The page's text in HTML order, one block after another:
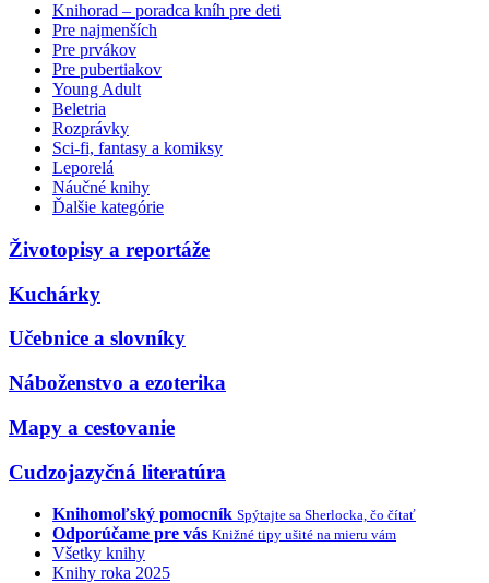
Knihorad – poradca kníh pre deti
Pre najmenších
Pre prvákov
Pre pubertiakov
Young Adult
Beletria
Rozprávky
Sci-fi, fantasy a komiksy
Leporelá
Náučné knihy
Ďalšie kategórie
Životopisy a reportáže
Kuchárky
Učebnice a slovníky
Náboženstvo a ezoterika
Mapy a cestovanie
Cudzojazyčná literatúra
Knihomoľský pomocník Spýtajte sa Sherlocka, čo čítať
Odporúčame pre vás Knižné tipy ušité na mieru vám
Všetky knihy
Knihy roka 2025